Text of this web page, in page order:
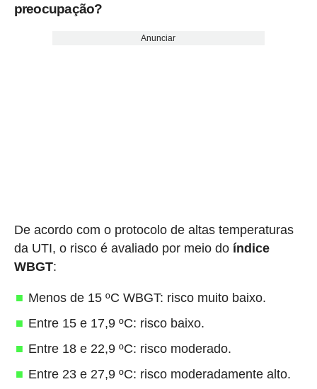
preocupação?
Anunciar
De acordo com o protocolo de altas temperaturas
da UTI, o risco é avaliado por meio do índice
WBGT:
Menos de 15 ºC WBGT: risco muito baixo.
Entre 15 e 17,9 ºC: risco baixo.
Entre 18 e 22,9 ºC: risco moderado.
Entre 23 e 27,9 ºC: risco moderadamente alto.